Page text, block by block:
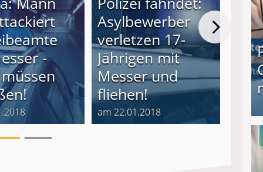
-
Asylbewerber
verletzen 17-
Jährigen mit
Messer und
fliehen!
am 22.01.2018 am
Produkttester werden und Geld verdienen ↻